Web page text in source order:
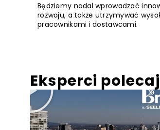
Będziemy nadal wprowadzać
rozwoju, a także utrzymywać
pracownikami i dostawcami.
Eksperci